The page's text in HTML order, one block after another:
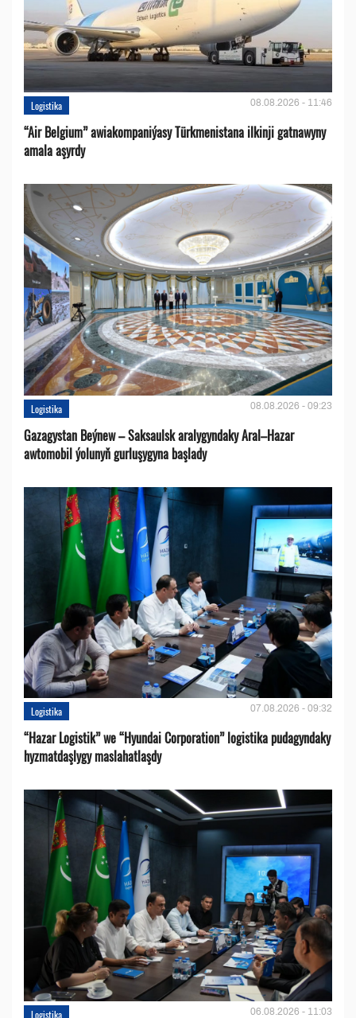
Logistika 08.08.2026 - 11:46
“Air Belgium” awiakompaniýasy Türkmenistana ilkinji gatnawyny
amala aşyrdy
Logistika 08.08.2026 - 09:23
Gazagystan Beýnew – Saksaulsk aralygyndaky Aral–Hazar
awtomobil ýolunyň gurluşygyna başlady
Logistika 07.08.2026 - 09:32
“Hazar Logistik” we “Hyundai Corporation” logistika pudagyndaky
hyzmatdaşlygy maslahatlaşdy
Logistika 06.08.2026 - 11:03